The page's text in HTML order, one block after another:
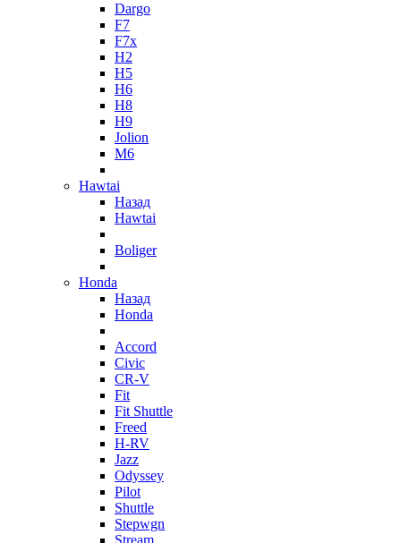
Dargo
F7
F7x
H2
H5
H6
H8
H9
Jolion
M6
Hawtai
Назад
Hawtai
Boliger
Honda
Назад
Honda
Accord
Civic
CR-V
Fit
Fit Shuttle
Freed
H-RV
Jazz
Odyssey
Pilot
Shuttle
Stepwgn
Stream